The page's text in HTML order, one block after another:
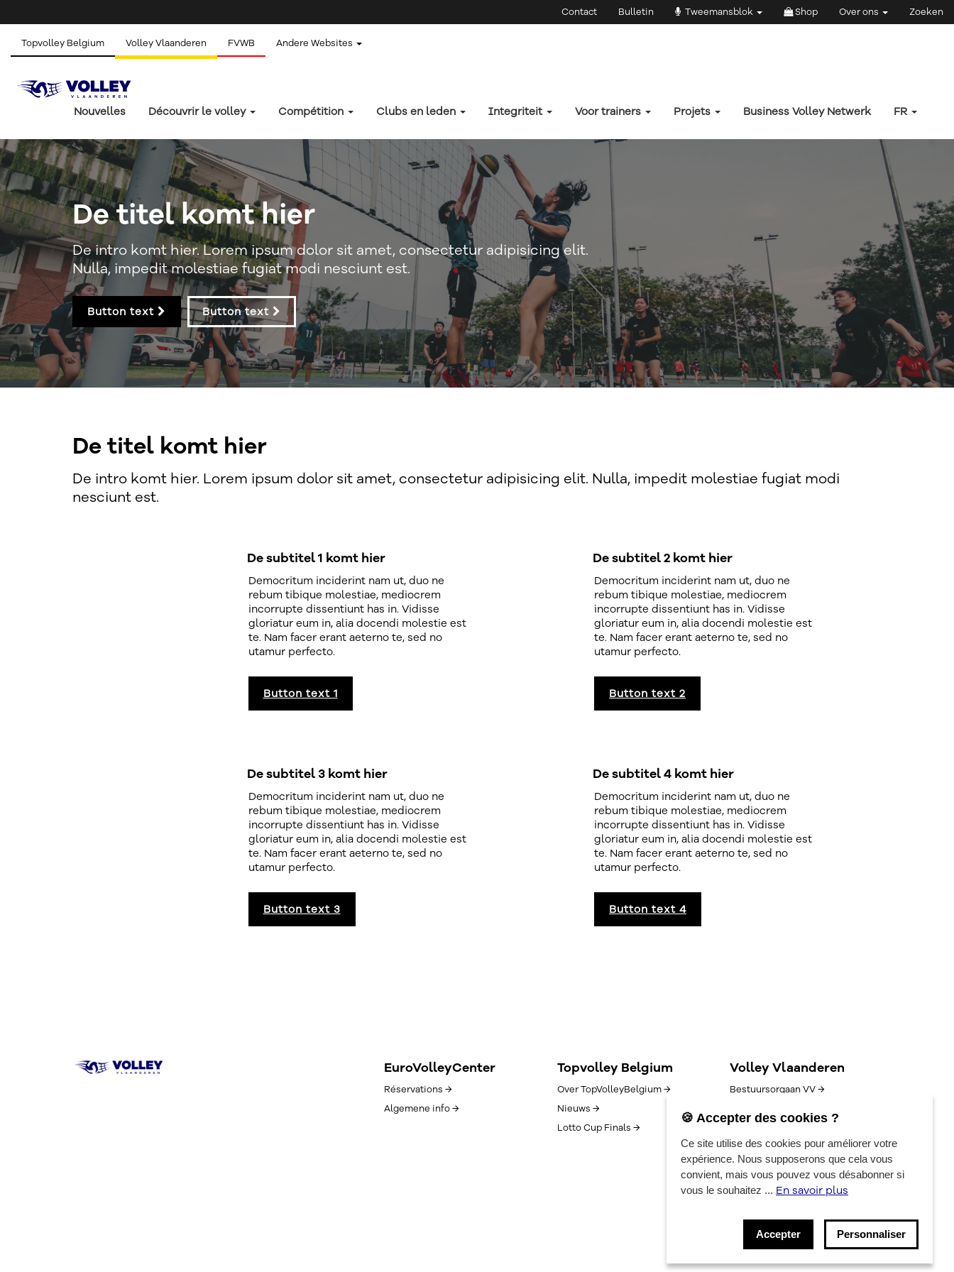
Contact Bulletin Tweemansblok Shop Over ons Zoeken
Topvolley Belgium Volley Vlaanderen FVWB Andere Websites
Nouvelles Découvrir le volley Compétition Clubs en leden Integriteit Voor trainers Projets Business Volley Netwerk FR
De titel komt hier
De intro komt hier. Lorem ipsum dolor sit amet, consectetur adipisicing elit.
Nulla, impedit molestiae fugiat modi nesciunt est.
Button text Button text
De titel komt hier
De intro komt hier. Lorem ipsum dolor sit amet, consectetur adipisicing elit. Nulla, impedit molestiae fugiat modi
nesciunt est.
De subtitel 1 komt hier
Democritum inciderint nam ut, duo ne
rebum tibique molestiae, mediocrem
incorrupte dissentiunt has in. Vidisse
gloriatur eum in, alia docendi molestie est
te. Nam facer erant aeterno te, sed no
utamur perfecto.
Button text 1
De subtitel 2 komt hier
Democritum inciderint nam ut, duo ne
rebum tibique molestiae, mediocrem
incorrupte dissentiunt has in. Vidisse
gloriatur eum in, alia docendi molestie est
te. Nam facer erant aeterno te, sed no
utamur perfecto.
Button text 2
De subtitel 3 komt hier
Democritum inciderint nam ut, duo ne
rebum tibique molestiae, mediocrem
incorrupte dissentiunt has in. Vidisse
gloriatur eum in, alia docendi molestie est
te. Nam facer erant aeterno te, sed no
utamur perfecto.
Button text 3
De subtitel 4 komt hier
Democritum inciderint nam ut, duo ne
rebum tibique molestiae, mediocrem
incorrupte dissentiunt has in. Vidisse
gloriatur eum in, alia docendi molestie est
te. Nam facer erant aeterno te, sed no
utamur perfecto.
Button text 4
Volley Vlaanderen
Bestuursorgaan VV →
Algemene voorwaarden →
Vacatures →
Contact →
Topvolley Belgium
Over TopVolleyBelgium →
Nieuws →
Lotto Cup Finals →
EuroVolleyCenter
Réservations →
Algemene info →
🍪 Accepter des cookies ?
Ce site utilise des cookies pour améliorer votre
expérience. Nous supposerons que cela vous
convient, mais vous pouvez vous désabonner si
vous le souhaitez ... En savoir plus
Accepter Personnaliser